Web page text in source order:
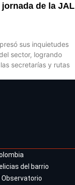
de la JAL
sus inquietudes
sector, logrando
secretarías y rutas
del barrio
Observatorio